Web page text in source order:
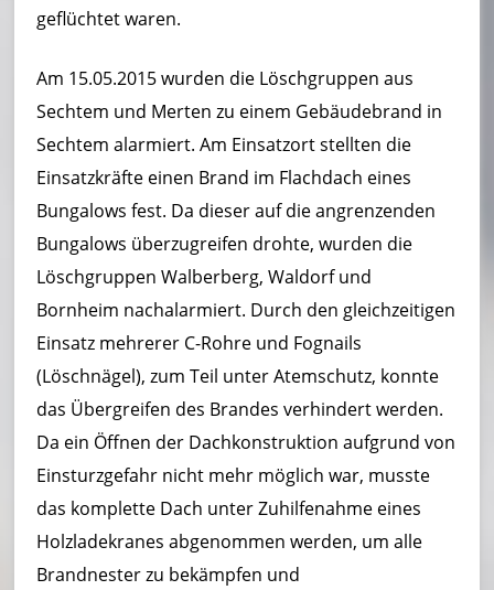
geflüchtet waren.
Am 15.05.2015 wurden die Löschgruppen aus
Sechtem und Merten zu einem Gebäudebrand in
Sechtem alarmiert. Am Einsatzort stellten die
Einsatzkräfte einen Brand im Flachdach eines
Bungalows fest. Da dieser auf die angrenzenden
Bungalows überzugreifen drohte, wurden die
Löschgruppen Walberberg, Waldorf und
Bornheim nachalarmiert. Durch den gleichzeitigen
Einsatz mehrerer C-Rohre und Fognails
(Löschnägel), zum Teil unter Atemschutz, konnte
das Übergreifen des Brandes verhindert werden.
Da ein Öffnen der Dachkonstruktion aufgrund von
Einsturzgefahr nicht mehr möglich war, musste
das komplette Dach unter Zuhilfenahme eines
Holzladekranes abgenommen werden, um alle
Brandnester zu bekämpfen und